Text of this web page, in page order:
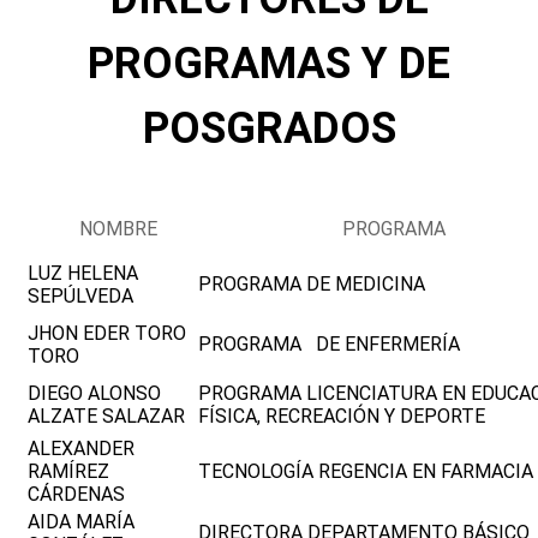
PROGRAMAS Y DE
POSGRADOS
NOMBRE
PROGRAMA
LUZ HELENA
SEPÚLVEDA
PROGRAMA DE MEDICINA
JHON EDER TORO
TORO
PROGRAMA DE ENFERMERÍA
DIEGO ALONSO
ALZATE SALAZAR
PROGRAMA LICENCIATURA EN
FÍSICA, RECREACIÓN Y DEPORTE
ALEXANDER
RAMÍREZ
CÁRDENAS
TECNOLOGÍA REGENCIA EN FARMACIA
AIDA MARÍA
DIRECTORA DEPARTAMENTO BÁSICO